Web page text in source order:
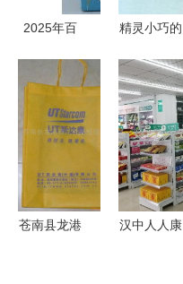
2025年百
商机 | 日用
百货与机械
供应商整合
精灵小巧的
日用百货中
的灵动之美
苍南县龙港
汉中人人康